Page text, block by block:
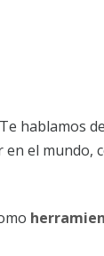
hablamos
el